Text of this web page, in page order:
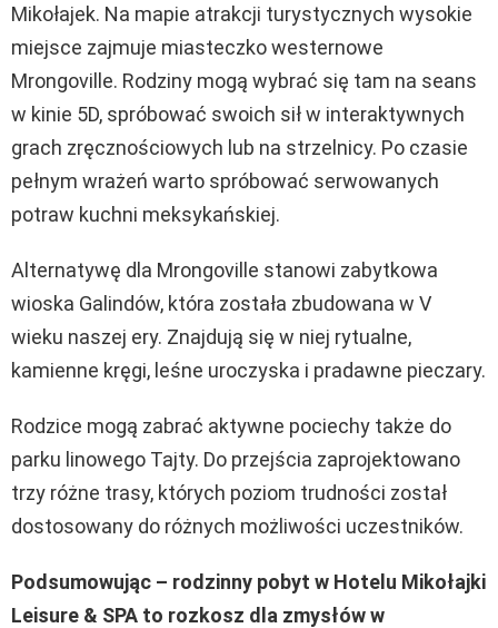
Mikołajek. Na mapie atrakcji turystycznych wysokie
miejsce zajmuje miasteczko westernowe
Mrongoville. Rodziny mogą wybrać się tam na seans
w kinie 5D, spróbować swoich sił w interaktywnych
grach zręcznościowych lub na strzelnicy. Po czasie
pełnym wrażeń warto spróbować serwowanych
potraw kuchni meksykańskiej.
Alternatywę dla Mrongoville stanowi zabytkowa
wioska Galindów, która została zbudowana w V
wieku naszej ery. Znajdują się w niej rytualne,
kamienne kręgi, leśne uroczyska i pradawne pieczary.
Rodzice mogą zabrać aktywne pociechy także do
parku linowego Tajty. Do przejścia zaprojektowano
trzy różne trasy, których poziom trudności został
dostosowany do różnych możliwości uczestników.
Podsumowując – rodzinny pobyt w Hotelu Mikołajki
Leisure & SPA to rozkosz dla zmysłów w